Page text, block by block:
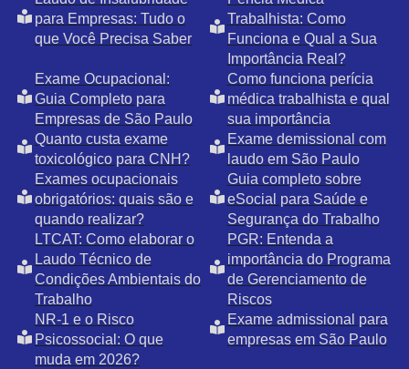
para Empresas: Tudo o
que Você Precisa Saber
Trabalhista: Como
Funciona e Qual a Sua
Importância Real?
Exame Ocupacional:
Guia Completo para
Empresas de São Paulo
Como funciona perícia
médica trabalhista e qual
sua importância
Quanto custa exame
toxicológico para CNH?
Exame demissional com
laudo em São Paulo
Exames ocupacionais
obrigatórios: quais são e
quando realizar?
Guia completo sobre
eSocial para Saúde e
Segurança do Trabalho
LTCAT: Como elaborar o
Laudo Técnico de
Condições Ambientais do
Trabalho
PGR: Entenda a
importância do Programa
de Gerenciamento de
Riscos
NR-1 e o Risco
Psicossocial: O que
muda em 2026?
Exame admissional para
empresas em São Paulo